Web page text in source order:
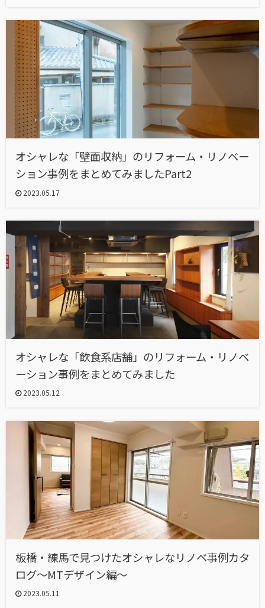
オシャレな「壁面収納」のリフォーム・リノベー
ション事例をまとめてみましたPart2
2023.05.17
オシャレな「飲食系店舗」のリフォーム・リノベ
ーション事例をまとめてみました
2023.05.12
板橋・練馬で見つけたオシャレなリノベ事例カタ
ログ～MTデザイン編～
2023.05.11